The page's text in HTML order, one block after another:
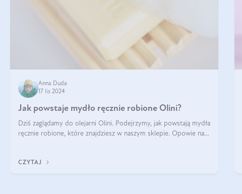
Anna Duda
17 lis 2024
Jak powstaje mydło ręcznie robione Olini?
Dziś zaglądamy do olejarni Olini. Podejrzymy, jak powstają mydła
ręcznie robione, które znajdziesz w naszym sklepie. Opowie nam
CZYTAJ